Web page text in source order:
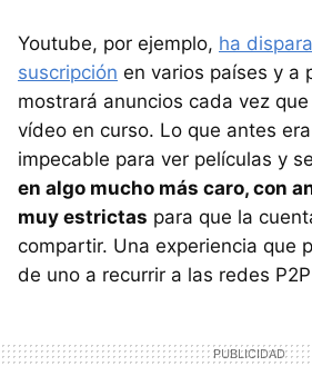
Youtube, por ejemplo, ha
suscripción en varios países y a
mostrará anuncios cada vez
vídeo en curso. Lo que antes
impecable para ver películas y
en algo mucho más caro, con
muy estrictas para que la
compartir. Una experiencia que
de uno a recurrir a las redes